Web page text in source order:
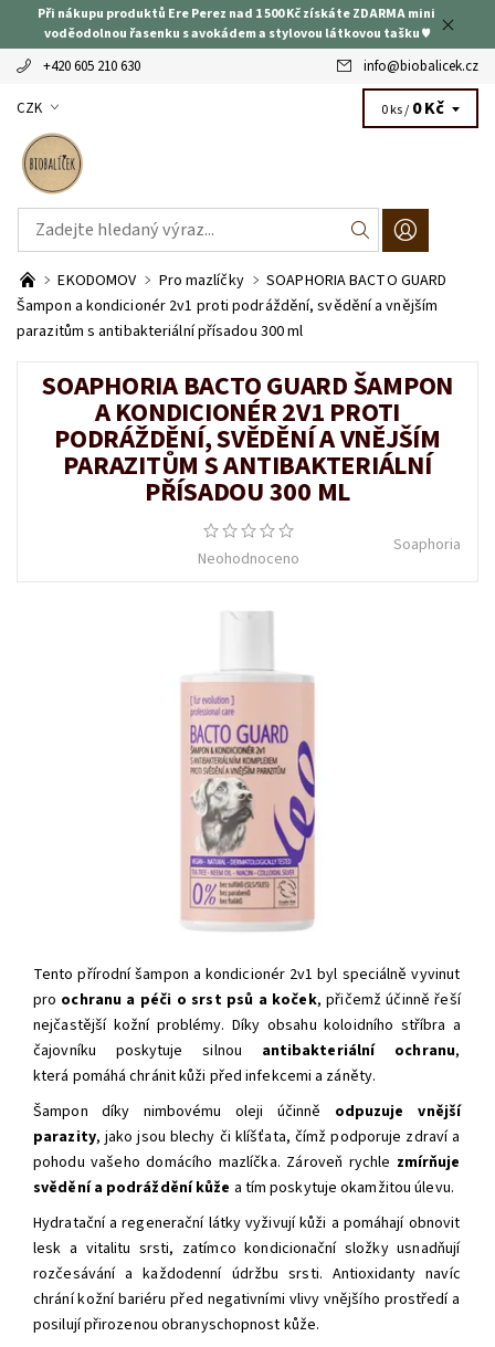
Při nákupu produktů Ere Perez nad 1 500 Kč získáte ZDARMA mini
voděodolnou řasenku s avokádem a stylovou látkovou tašku ♥
+420 605 210 630 info@biobalicek.cz
CZK 0 ks / 0 Kč
EKODOMOV Pro mazlíčky
SOAPHORIA BACTO GUARD
Šampon a kondicionér 2v1 proti podráždění, svědění a vnějším
parazitům s antibakteriální přísadou 300 ml
SOAPHORIA BACTO GUARD ŠAMPON
A KONDICIONÉR 2V1 PROTI
PODRÁŽDĚNÍ, SVĚDĚNÍ A VNĚJŠÍM
PARAZITŮM S ANTIBAKTERIÁLNÍ
PŘÍSADOU 300 ML
Neohodnoceno
Soaphoria
Tento přírodní šampon a kondicionér 2v1 byl speciálně vyvinut
pro ochranu a péči o srst psů a koček, přičemž účinně řeší
nejčastější kožní problémy. Díky obsahu koloidního stříbra a
čajovníku poskytuje silnou antibakteriální ochranu,
která pomáhá chránit kůži před infekcemi a záněty.
Šampon díky nimbovému oleji účinně odpuzuje vnější
parazity, jako jsou blechy či klíšťata, čímž podporuje zdraví a
pohodu vašeho domácího mazlíčka. Zároveň rychle zmírňuje
svědění a podráždění kůže a tím poskytuje okamžitou úlevu.
Hydratační a regenerační látky vyživují kůži a pomáhají obnovit
lesk a vitalitu srsti, zatímco kondicionační složky usnadňují
rozčesávání a každodenní údržbu srsti. Antioxidanty navíc
chrání kožní bariéru před negativními vlivy vnějšího prostředí a
posilují přirozenou obranyschopnost kůže.